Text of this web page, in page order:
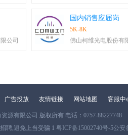
公司
国内销售应届岗
5K-8K
佛山柯维光电股份有
广告投放 友情链接 网站地图 客服中
源有限公司 版权所有 电话：0757-88227748
聘,避免上当受骗 1 粤ICP备15002740号-5公安